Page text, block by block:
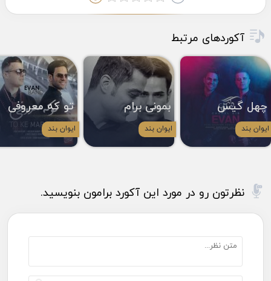
آکوردهای مرتبط
چهل گیس
ایوان بند
بمونی برام
ایوان بند
تو که معروفی
ایوان بند
نظرتون رو در مورد این آکورد برامون بنویسید.